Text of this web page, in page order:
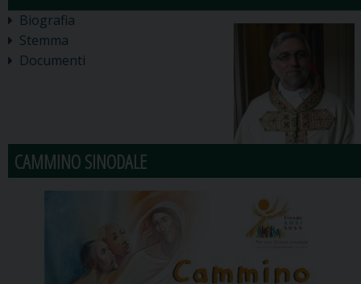
Biografia
Stemma
Documenti
CAMMINO SINODALE